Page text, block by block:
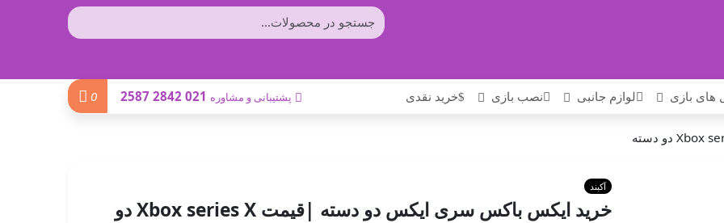
g
. های بازی لوازم جانبی نصب بازی خرید نقدی پشتیبانی و مشاوره 021 2842 2587
0
آکبند
خرید ایکس باکس سری ایکس دو دسته |قیمت Xbox series X دو